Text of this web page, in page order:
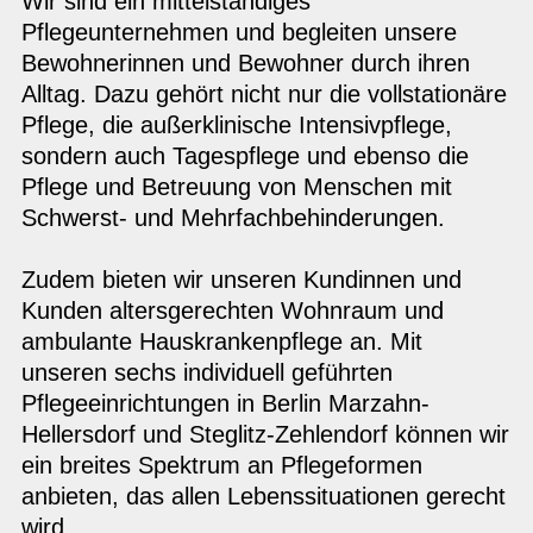
Pflegeunternehmen und begleiten unsere
Bewohnerinnen und Bewohner durch ihren
Alltag. Dazu gehört nicht nur die vollstationäre
Pflege, die außerklinische Intensivpflege,
sondern auch Tagespflege und ebenso die
Pflege und Betreuung von Menschen mit
Schwerst- und Mehrfachbehinderungen.
Zudem bieten wir unseren Kundinnen und
Kunden altersgerechten Wohnraum und
ambulante Hauskrankenpflege an. Mit
unseren sechs individuell geführten
Pflegeeinrichtungen in Berlin Marzahn-
Hellersdorf und Steglitz-Zehlendorf können wir
ein breites Spektrum an Pflegeformen
anbieten, das allen Lebenssituationen gerecht
wird.